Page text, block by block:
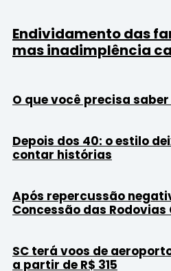
Endividamento das
mas inadimplência
O que você precisa
Depois dos 40: o estilo
contar histórias
Após repercussão
Concessão das
SC terá voos de
a partir de R$ 315